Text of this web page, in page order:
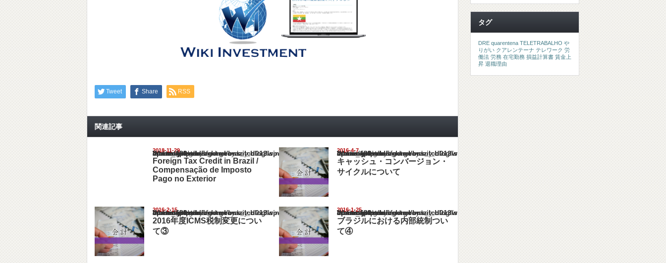
Tweet Share RSS
関連記事
2018-11-29
Warning
: Undefined array key "show_category" in
/home/netst/kuno-cpa.co.jp/public_html/brazil_blog/wp-content/themes/gorgeous_tcd013/single.php
on line183
Foreign Tax Credit in Brazil /
Compensação de Imposto
Pago no Exterior
2016-4-7
Warning
: Undefined array key "show_category" in
/home/netst/kuno-cpa.co.jp/public_html/brazil_blog/wp-content/themes/gorgeous_tcd013/single.php
on line183
キャッシュ・コンバージョン・
サイクルについて
2016-2-15
Warning
: Undefined array key "show_category" in
/home/netst/kuno-cpa.co.jp/public_html/brazil_blog/wp-content/themes/gorgeous_tcd013/single.php
on line183
2016年度ICMS税制変更につい
て③
2016-1-25
Warning
: Undefined array key "show_category" in
/home/netst/kuno-cpa.co.jp/public_html/brazil_blog/wp-content/themes/gorgeous_tcd013/single.php
on line183
ブラジルにおける内部統制つい
て④
タグ
DRE quarentena TELETRABALHO や
りがい クアレンテーナ テレワーク 労
働法 労務 在宅勤務 損益計算書 賃金上
昇 退職理由